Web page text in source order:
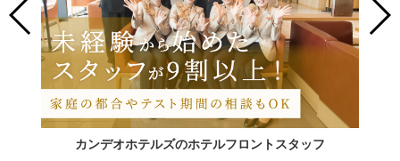
カンデオホテルズのホテルフロントスタッフ